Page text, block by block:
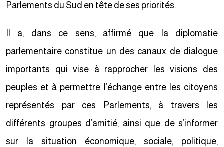
Parlements du Sud en tête de ses priorités.
Il a, dans ce sens, affirmé que la diplomatie
parlementaire constitue un des canaux de dialogue
importants qui vise à rapprocher les visions des
peuples et à permettre l’échange entre les citoyens
représentés par ces Parlements, à travers les
différents groupes d’amitié, ainsi que de s’informer
sur la situation économique, sociale, politique,